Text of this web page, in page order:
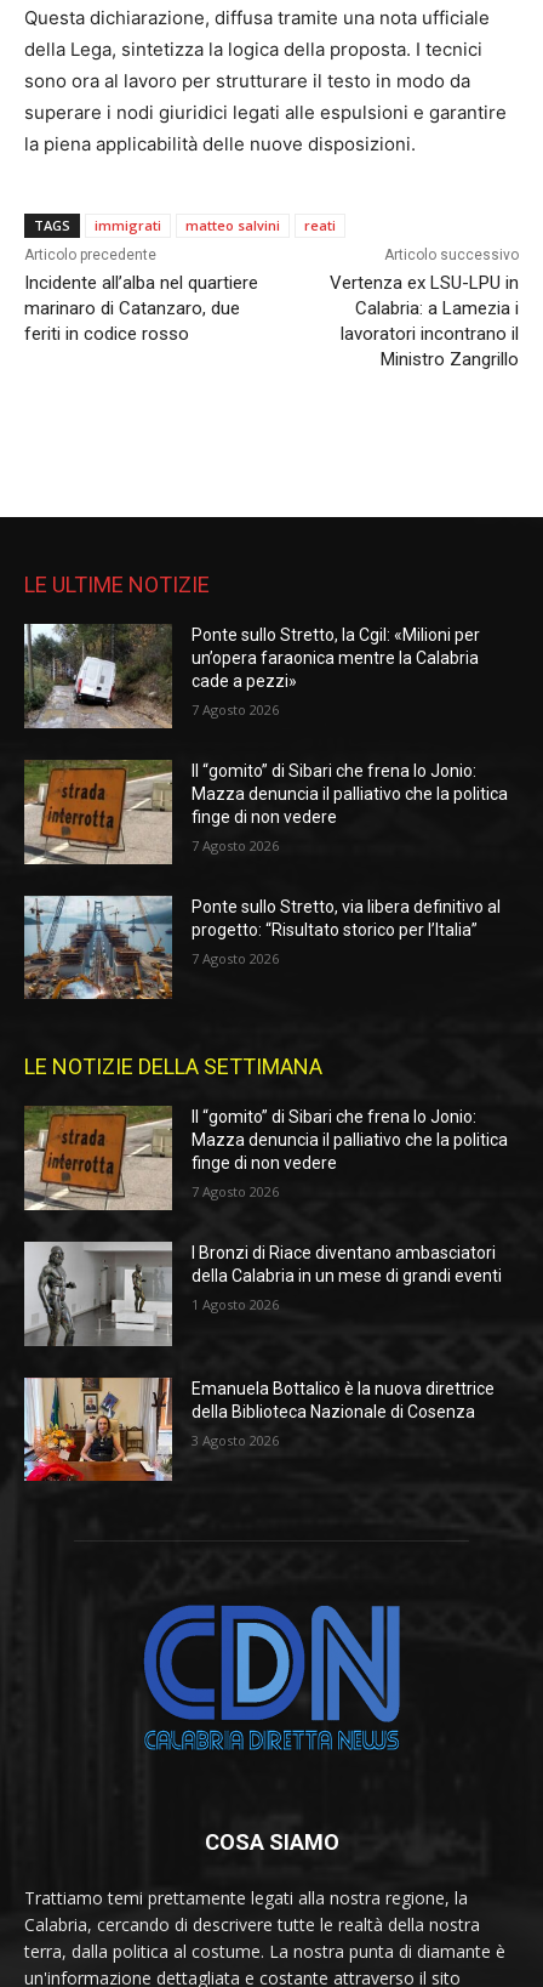
Questa dichiarazione, diffusa tramite una nota ufficiale
della Lega, sintetizza la logica della proposta. I tecnici
sono ora al lavoro per strutturare il testo in modo da
superare i nodi giuridici legati alle espulsioni e garantire
la piena applicabilità delle nuove disposizioni.
TAGS immigrati matteo salvini reati
Articolo precedente
Incidente all’alba nel quartiere
marinaro di Catanzaro, due
feriti in codice rosso
Articolo successivo
Vertenza ex LSU-LPU in
Calabria: a Lamezia i
lavoratori incontrano il
Ministro Zangrillo
LE ULTIME NOTIZIE
Ponte sullo Stretto, la Cgil: «Milioni per
un’opera faraonica mentre la Calabria
cade a pezzi»
7 Agosto 2026
Il “gomito” di Sibari che frena lo Jonio:
Mazza denuncia il palliativo che la politica
finge di non vedere
7 Agosto 2026
Ponte sullo Stretto, via libera definitivo al
progetto: “Risultato storico per l’Italia”
7 Agosto 2026
LE NOTIZIE DELLA SETTIMANA
Il “gomito” di Sibari che frena lo Jonio:
Mazza denuncia il palliativo che la politica
finge di non vedere
7 Agosto 2026
I Bronzi di Riace diventano ambasciatori
della Calabria in un mese di grandi eventi
1 Agosto 2026
Emanuela Bottalico è la nuova direttrice
della Biblioteca Nazionale di Cosenza
3 Agosto 2026
COSA SIAMO
Trattiamo temi prettamente legati alla nostra regione, la
Calabria, cercando di descrivere tutte le realtà della nostra
terra, dalla politica al costume. La nostra punta di diamante è
un'informazione dettagliata e costante attraverso il sito